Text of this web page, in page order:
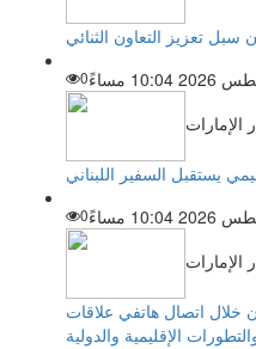
سبل تعزيز التعاون الثنائي
0
الإمارات
يستقبل السفير اللبناني
0
الإمارات
خلال اتصال هاتفي علاقات
الإقليمية والدولية